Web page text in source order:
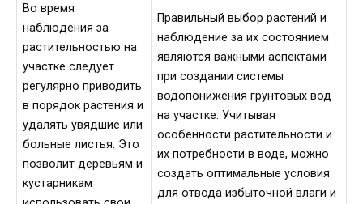
Во время
наблюдения за
растительностью на
участке следует
регулярно приводить
в порядок растения и
удалять увядшие или
больные листья. Это
позволит деревьям и
кустарникам
Правильный выбор растений и
наблюдение за их состоянием
являются важными аспектами
при создании системы
водопонижения грунтовых вод
на участке. Учитывая
особенности растительности и
их потребности в воде, можно
создать оптимальные условия
для отвода избыточной влаги и